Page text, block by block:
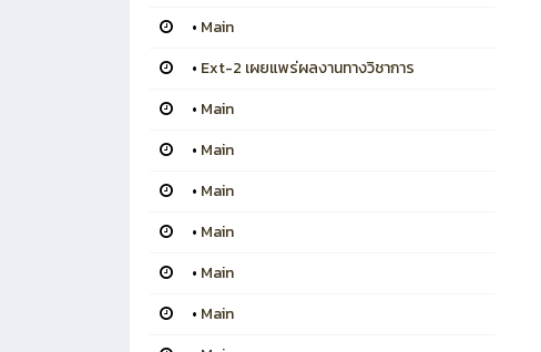
• Main
• Ext-2 เผยแพร่ผลงานทางวิชาการ
• Main
• Main
• Main
• Main
• Main
• Main